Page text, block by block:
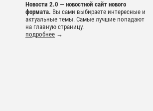
Новости 2.0 — новостной сайт нового
формата. Вы сами выбираете интересные и
актуальные темы. Самые лучшие попадают
на главную страницу.
подробнее →